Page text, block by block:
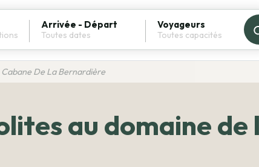
Arrivée - Départ Voyageurs
Cabane De La Bernardière
au domaine